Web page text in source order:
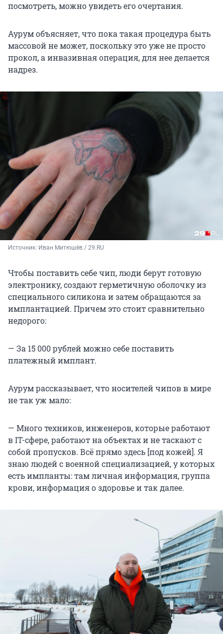
посмотреть, можно увидеть его очертания.
Аурум объясняет, что пока такая процедура быть
массовой не может, поскольку это уже не просто
прокол, а инвазивная операция, для нее делается
надрез.
Источник: Иван Митюшёв / 29.RU
Чтобы поставить себе чип, люди берут готовую
электронику, создают герметичную оболочку из
специального силикона и затем обращаются за
имплантацией. Причем это стоит сравнительно
недорого:
— За 15 000 рублей можно себе поставить
платежный имплант.
Аурум рассказывает, что носителей чипов в мире
не так уж мало:
— Много техников, инженеров, которые работают
в IT-сфере, работают на объектах и не таскают с
собой пропусков. Всё прямо здесь [под кожей]. Я
знаю людей с военной специализацией, у которых
есть импланты: там личная информация, группа
крови, информация о здоровье и так далее.